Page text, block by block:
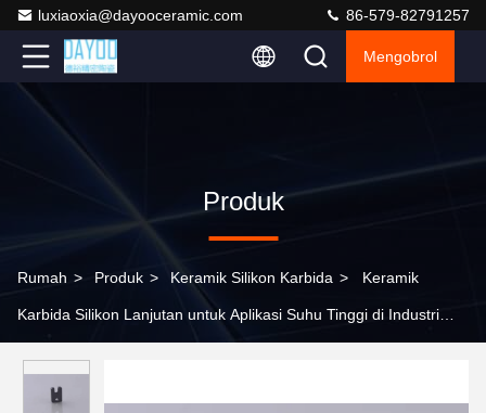
luxiaoxia@dayooceramic.com 86-579-82791257
Mengobrol
Produk
Rumah > Produk > Keramik Silikon Karbida > Keramik
Karbida Silikon Lanjutan untuk Aplikasi Suhu Tinggi di Industri